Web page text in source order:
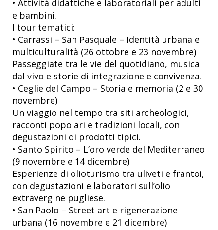
• Attività didattiche e laboratoriali per adulti
e bambini.
I tour tematici:
• Carrassi – San Pasquale – Identità urbana e
multiculturalità (26 ottobre e 23 novembre)
Passeggiate tra le vie del quotidiano, musica
dal vivo e storie di integrazione e convivenza.
• Ceglie del Campo – Storia e memoria (2 e 30
novembre)
Un viaggio nel tempo tra siti archeologici,
racconti popolari e tradizioni locali, con
degustazioni di prodotti tipici.
• Santo Spirito – L’oro verde del Mediterraneo
(9 novembre e 14 dicembre)
Esperienze di olioturismo tra uliveti e frantoi,
con degustazioni e laboratori sull’olio
extravergine pugliese.
• San Paolo – Street art e rigenerazione
urbana (16 novembre e 21 dicembre)